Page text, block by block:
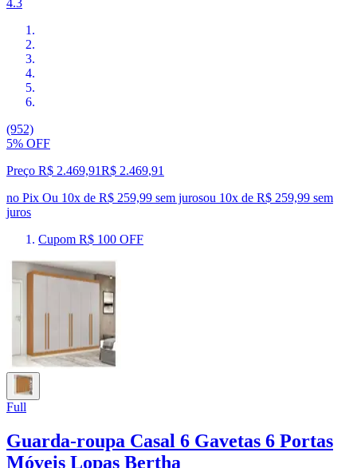
4.3
(952)
5% OFF
Preço R$ 2.469,91R$ 2.469,91
no Pix Ou 10x de R$ 259,99 sem jurosou 10x de R$ 259,99 sem
juros
Cupom R$ 100 OFF
Full
Guarda-roupa Casal 6 Gavetas 6 Portas
Móveis Lopas Bertha